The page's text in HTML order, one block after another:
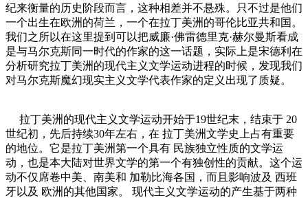
纪来衡量的历史阶段而言，这种相差并不悬殊。只不过是他们
一个出生在欧洲的荷兰，一个在拉丁美洲的哥伦比亚共和国。
我们之所以在这里提到可以把威廉·佛雷德里克·赫尔曼斯看成
是与马尔克斯同一时代的作家的这一话题，实际上是宋德利在
分析研究拉丁美洲的现代主义文学运动进程的时候，发现我们
对马尔克斯魔幻现实主义文学代表作家的定义出现了质疑。
拉丁美洲的现代主义文学运动开始于19世纪末，结束于 20
世纪初，先后持续30年左右，在 拉丁美洲文学史上占有重要
的地位。它是拉丁美洲第一个具有 民族独立性质的文学运
动，也是本大陆对世界文学的第一个有独创性的贡献。这个运
动不仅席卷中美、南美和 加勒比海各国，而且影响波及 西班
牙以及 欧洲的其他国家。 现代主义文学运动的产生基于两种